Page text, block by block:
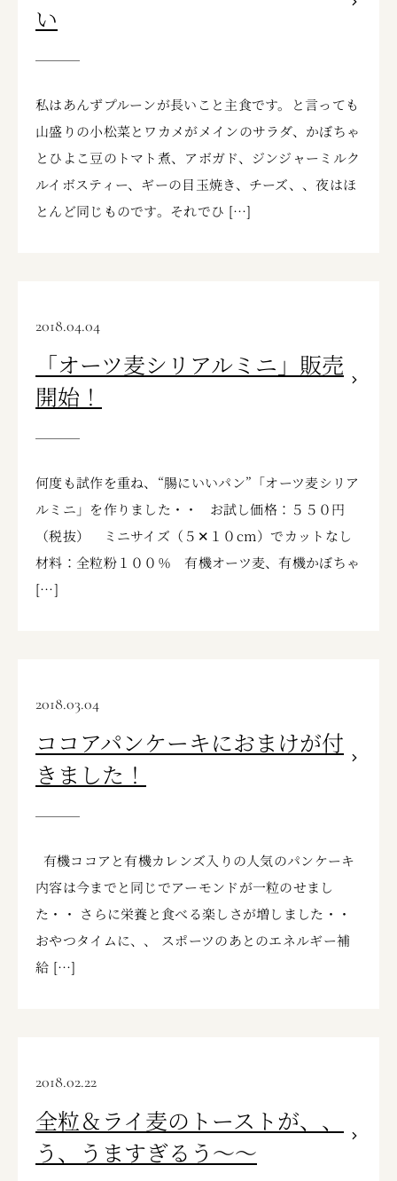
い
私はあんずプルーンが長いこと主食です。と言っても
山盛りの小松菜とワカメがメインのサラダ、かぼちゃ
とひよこ豆のトマト煮、アボガド、ジンジャーミルク
ルイボスティー、ギーの目玉焼き、チーズ、、夜はほ
とんど同じものです。それでひ […]
2018.04.04
「オーツ麦シリアルミニ」販売
開始！
何度も試作を重ね、“腸にいいパン”「オーツ麦シリア
ルミニ」を作りました・・ お試し価格：５５０円
（税抜） ミニサイズ（５✕１０cm）でカットなし
材料：全粒粉１００％ 有機オーツ麦、有機かぼちゃ
[…]
2018.03.04
ココアパンケーキにおまけが付
きました！
有機ココアと有機カレンズ入りの人気のパンケーキ
内容は今までと同じでアーモンドが一粒のせまし
た・・ さらに栄養と食べる楽しさが増しました・・
おやつタイムに、、 スポーツのあとのエネルギー補
給 […]
2018.02.22
全粒＆ライ麦のトーストが、、
う、うますぎるう～～